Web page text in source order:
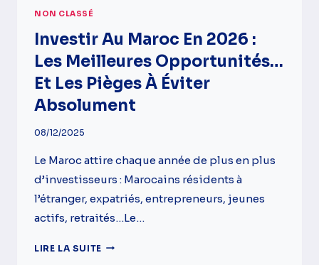
NON CLASSÉ
Investir Au Maroc En 2026 :
Les Meilleures Opportunités…
Et Les Pièges À Éviter
Absolument
08/12/2025
Le Maroc attire chaque année de plus en plus
d’investisseurs : Marocains résidents à
l’étranger, expatriés, entrepreneurs, jeunes
actifs, retraités…Le…
LIRE LA SUITE INVESTIR